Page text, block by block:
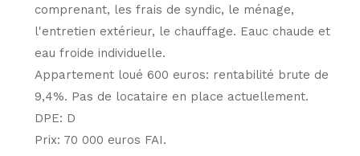
comprenant, les frais de syndic, le ménage,
l'entretien extérieur, le chauffage. Eauc chaude et
eau froide individuelle.
Appartement loué 600 euros: rentabilité brute de
9,4%. Pas de locataire en place actuellement.
DPE: D
Prix: 70 000 euros FAI.